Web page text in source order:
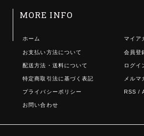
MORE INFO
ホーム
お支払い方法について
配送方法・送料について
特定商取引法に基づく表記
プライバシーポリシー
お問い合わせ
マイア
会員登
ログイ
メルマ
RSS /